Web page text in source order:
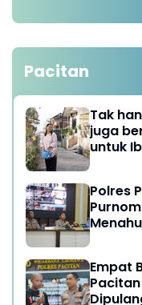
Pacitan
Tak
juga
untuk
Polres
Empat